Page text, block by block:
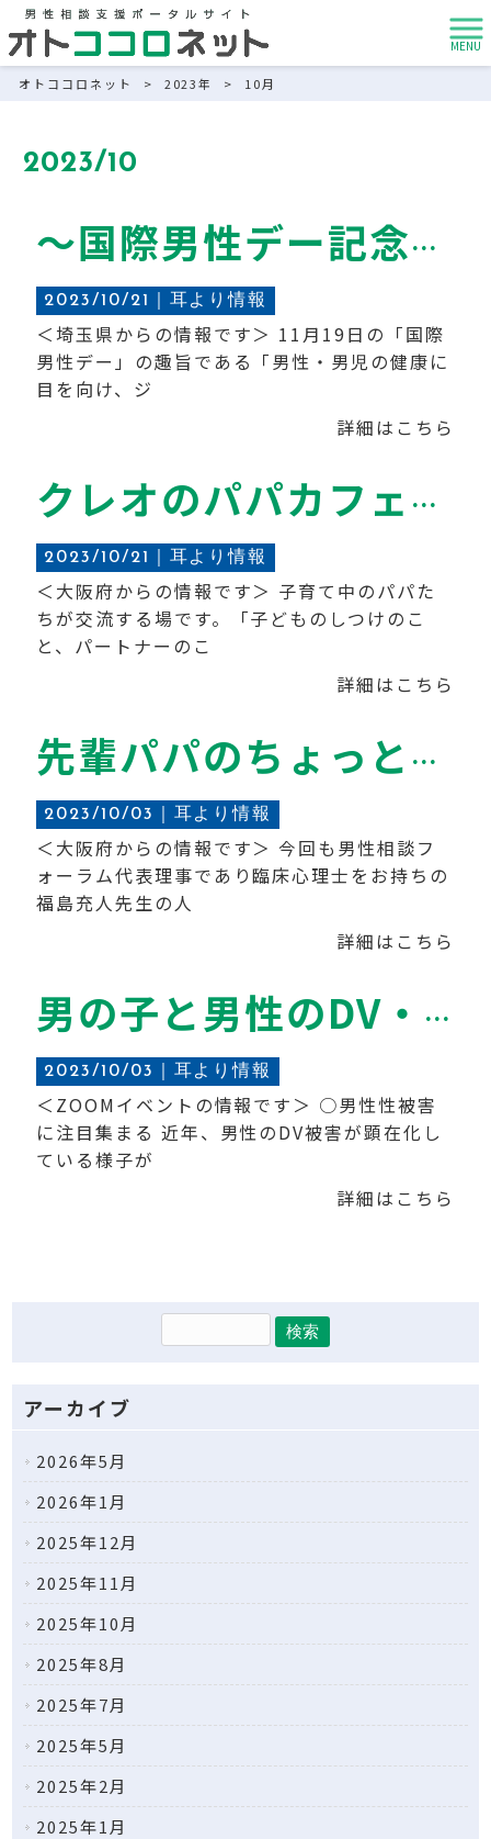
MENU
オトココロネット > 2023年 > 10月
2023/10
〜国際男性デー記念講座〜 男性のライフサイクルと悩み
2023/10/21｜ 耳より情報
＜埼玉県からの情報です＞ 11月19日の「国際
男性デー」の趣旨である「男性・男児の健康に
目を向け、ジ
詳細はこちら
クレオのパパカフェ ～パパ同士が話すと子どもが幸せになる!?～
2023/10/21｜ 耳より情報
＜大阪府からの情報です＞ 子育て中のパパた
ちが交流する場です。「子どものしつけのこ
と、パートナーのこ
詳細はこちら
先輩パパのちょっとイイ話～パパカフェ～
2023/10/03｜ 耳より情報
＜大阪府からの情報です＞ 今回も男性相談フ
ォーラム代表理事であり臨床心理士をお持ちの
福島充人先生の人
詳細はこちら
男の子と男性のDV・性暴力被害を考える
2023/10/03｜ 耳より情報
＜ZOOMイベントの情報です＞ ○男性性被害
に注目集まる 近年、男性のDV被害が顕在化し
ている様子が
詳細はこちら
アーカイブ
2026年5月
2026年1月
2025年12月
2025年11月
2025年10月
2025年8月
2025年7月
2025年5月
2025年2月
2025年1月